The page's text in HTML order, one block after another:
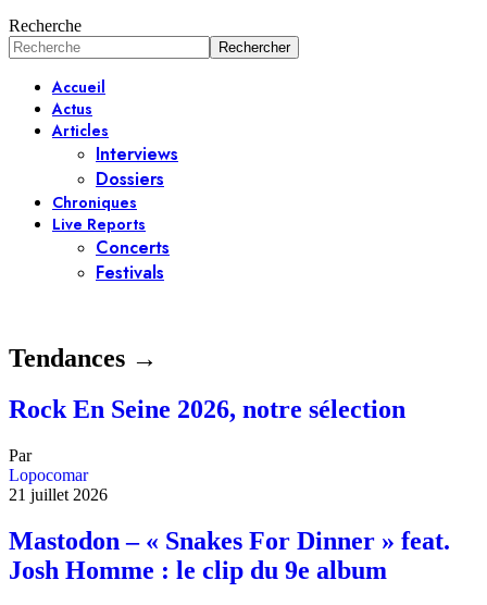
Recherche
Accueil
Actus
Articles
Interviews
Dossiers
Chroniques
Live Reports
Concerts
Festivals
Tendances →
Rock En Seine 2026, notre sélection
Par
Lopocomar
21 juillet 2026
Mastodon – « Snakes For Dinner » feat.
Josh Homme : le clip du 9e album